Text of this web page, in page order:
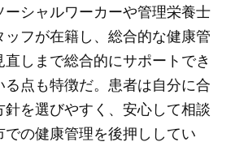
ーシャルワーカーや管理栄養士
フが在籍し、総合的な健康管
しまで総合的にサポートでき
る点も特徴だ。患者は自分に合
針を選びやすく、安心して相談
の健康管理を後押ししてい